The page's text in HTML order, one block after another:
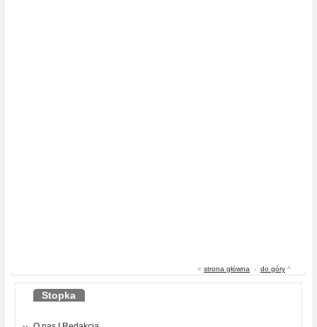
« strona główna - do góry ^
Stopka